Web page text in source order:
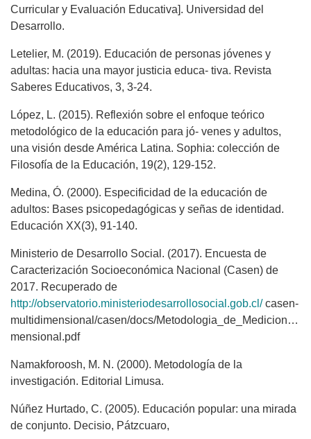
Curricular y Evaluación Educativa]. Universidad del
Desarrollo.
Letelier, M. (2019). Educación de personas jóvenes y
adultas: hacia una mayor justicia educa- tiva. Revista
Saberes Educativos, 3, 3-24.
López, L. (2015). Reflexión sobre el enfoque teórico
metodológico de la educación para jó- venes y adultos,
una visión desde América Latina. Sophia: colección de
Filosofía de la Educación, 19(2), 129-152.
Medina, Ó. (2000). Especificidad de la educación de
adultos: Bases psicopedagógicas y señas de identidad.
Educación XX(3), 91-140.
Ministerio de Desarrollo Social. (2017). Encuesta de
Caracterización Socioeconómica Nacional (Casen) de
2017. Recuperado de
http://observatorio.ministeriodesarrollosocial.gob.cl/casen-
multidimensional/casen/docs/
mensional.pdf
Namakforoosh, M. N. (2000). Metodología de la
investigación. Editorial Limusa.
Núñez Hurtado, C. (2005). Educación popular: una mirada
de conjunto. Decisio, Pátzcuaro,